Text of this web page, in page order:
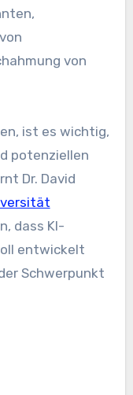
von
ist es wichtig,
potenziellen
Dr. David
dass KI-
entwickelt
Schwerpunkt